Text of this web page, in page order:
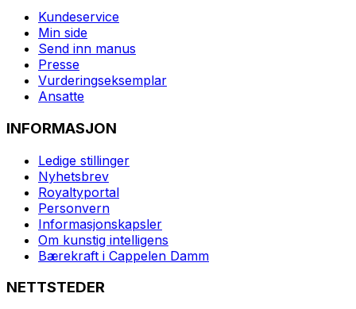
Kundeservice
Min side
Send inn manus
Presse
Vurderingseksemplar
Ansatte
INFORMASJON
Ledige stillinger
Nyhetsbrev
Royaltyportal
Personvern
Informasjonskapsler
Om kunstig intelligens
Bærekraft i Cappelen Damm
NETTSTEDER